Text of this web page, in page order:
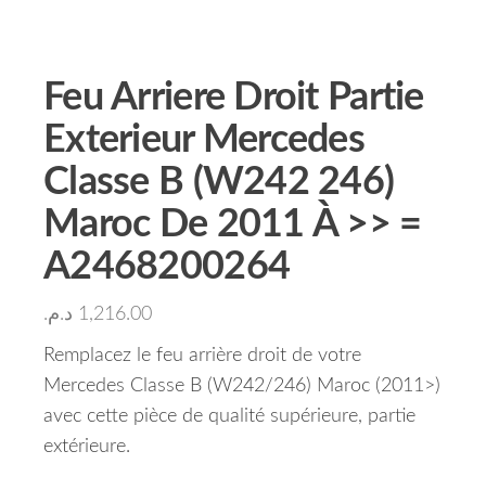
Feu Arriere Droit Partie
Exterieur Mercedes
Classe B (W242 246)
Maroc De 2011 À >> =
A2468200264
1,216.00 د.م.
Remplacez le feu arrière droit de votre
Mercedes Classe B (W242/246) Maroc (2011>)
avec cette pièce de qualité supérieure, partie
extérieure.